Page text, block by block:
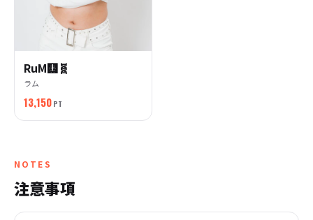
RuM🩻🧬
ラム
13,150 PT
NOTES
注意事項